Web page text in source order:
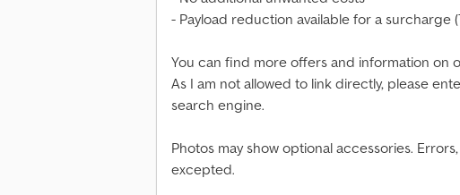
- Payload reduction available for a surcharge
You can find more offers and information on
As I am not allowed to link directly, please
search engine.
Photos may show optional accessories.
excepted.